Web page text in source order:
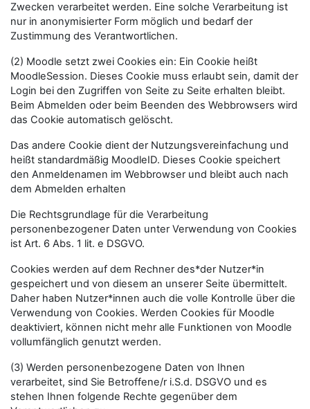
Zwecken verarbeitet werden. Eine solche Verarbeitung ist
nur in anonymisierter Form möglich und bedarf der
Zustimmung des Verantwortlichen.
(2) Moodle setzt zwei Cookies ein: Ein Cookie heißt
MoodleSession. Dieses Cookie muss erlaubt sein, damit der
Login bei den Zugriffen von Seite zu Seite erhalten bleibt.
Beim Abmelden oder beim Beenden des Webbrowsers wird
das Cookie automatisch gelöscht.
Das andere Cookie dient der Nutzungsvereinfachung und
heißt standardmäßig MoodleID. Dieses Cookie speichert
den Anmeldenamen im Webbrowser und bleibt auch nach
dem Abmelden erhalten
Die Rechtsgrundlage für die Verarbeitung
personenbezogener Daten unter Verwendung von Cookies
ist Art. 6 Abs. 1 lit. e DSGVO.
Cookies werden auf dem Rechner des*der Nutzer*in
gespeichert und von diesem an unserer Seite übermittelt.
Daher haben Nutzer*innen auch die volle Kontrolle über die
Verwendung von Cookies. Werden Cookies für Moodle
deaktiviert, können nicht mehr alle Funktionen von Moodle
vollumfänglich genutzt werden.
(3) Werden personenbezogene Daten von Ihnen
verarbeitet, sind Sie Betroffene/r i.S.d. DSGVO und es
stehen Ihnen folgende Rechte gegenüber dem